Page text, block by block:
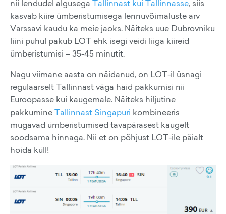
nii lendudel algusega Tallinnast kui Tallinnasse, siis
kasvab kiire ümberistumisega lennuvõimaluste arv
Varssavi kaudu ka meie jaoks. Näiteks uue Dubrovniku
liini puhul pakub LOT ehk isegi veidi liiga kiireid
ümberistumisi – 35-45 minutit.
Nagu viimane aasta on näidanud, on LOT-il üsnagi
regulaarselt Tallinnast väga häid pakkumisi nii
Euroopasse kui kaugemale. Näiteks hiljutine
pakkumineTallinnast Singapuri kombineeris
mugavad ümberistumised tavapärasest kaugelt
soodsama hinnaga. Nii et on põhjust LOT-ile päialt
hoida küll!